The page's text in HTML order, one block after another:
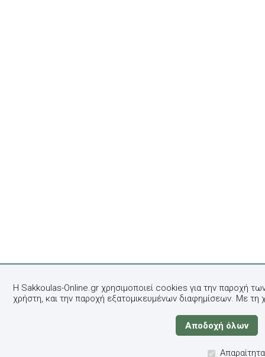
Η Sakkoulas-Online.gr χρησιμοποιεί cookies για την παροχή
χρήστη, και την παροχή εξατομικευμένων διαφημίσεων. Με